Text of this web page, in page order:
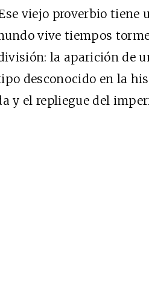
viejo proverbio tiene
vive tiempos
la aparición de
desconocido en la
y el repliegue del
Cine desde
EDICIÓN ESPAÑA